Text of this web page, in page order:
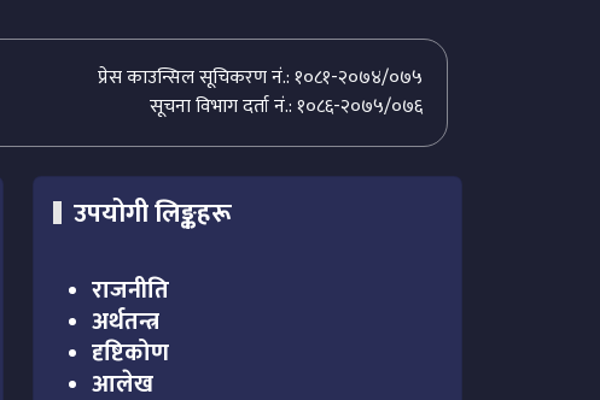
प्रेस काउन्सिल सूचिकरण नं.: १०८१-२०७४/०७५
सूचना विभाग दर्ता नं.: १०८६-२०७५/०७६
उपयोगी लिङ्कहरू
राजनीति
अर्थतन्त्र
दृष्टिकोण
आलेख